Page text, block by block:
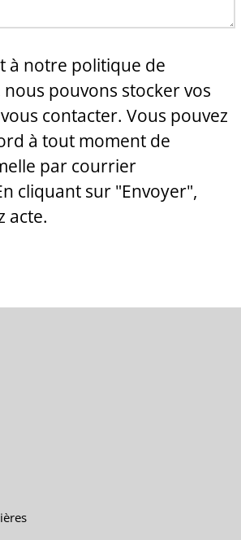
à notre politique de
pouvons stocker vos
contacter. Vous pouvez
à tout moment de
par courrier
cliquant sur "Envoyer",
acte.